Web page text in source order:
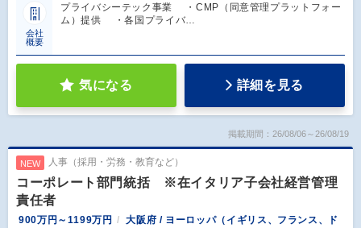
会社
概要
プライバシーテック事業 ・CMP（同意管理プラットフォー
ム）提供 ・各国プライバ…
気になる 詳細を見る
掲載期間：26/08/06～26/08/19
NEW 人事（採用・労務・教育など）
コーポレート部門統括 ※在イタリア子会社経営管理
責任者
900万円～1199万円
大阪府 / ヨーロッパ（イギリス、フランス、ド